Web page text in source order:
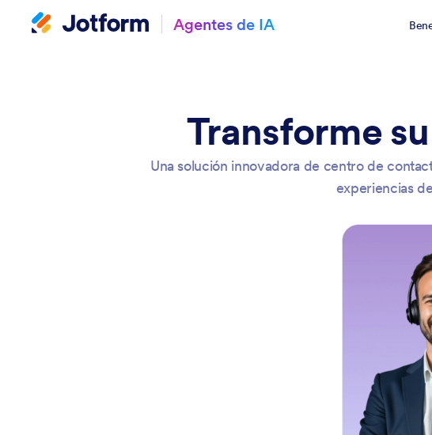
Agentes de IA
Transforme
Una solución innovadora de centro de
experiencias